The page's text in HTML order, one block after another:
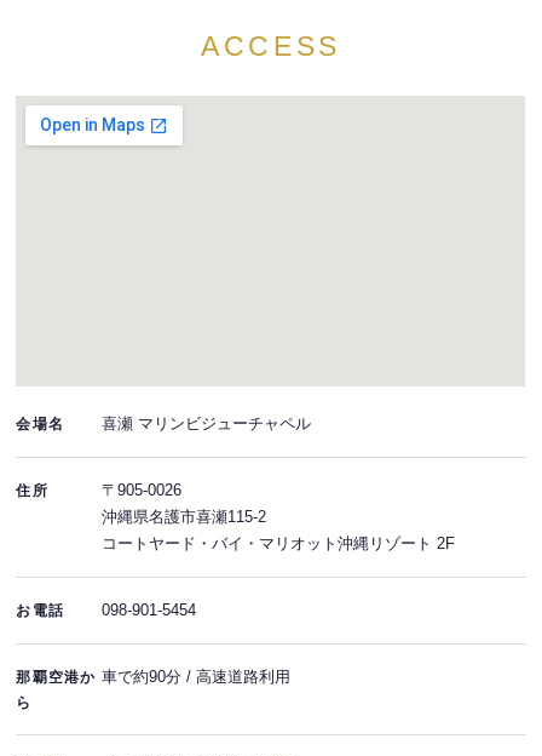
ACCESS
会場名 喜瀬 マリンビジューチャペル
住所
〒905-0026
沖縄県名護市喜瀬115-2
コートヤード・バイ・マリオット沖縄リゾート 2F
お電話 098-901-5454
那覇空港か
ら
車で約90分 / 高速道路利用